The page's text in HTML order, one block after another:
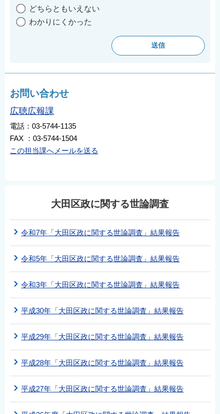
どちらともいえない
わかりにくかった
お問い合わせ
広聴広報課
電話：03-5744-1135
FAX ：03-5744-1504
この担当課へメールを送る
大田区政に関する世論調査
令和7年「大田区政に関する世論調査」結果報告
令和5年「大田区政に関する世論調査」結果報告
令和3年「大田区政に関する世論調査」結果報告
平成30年「大田区政に関する世論調査」結果報告
平成29年「大田区政に関する世論調査」結果報告
平成28年「大田区政に関する世論調査」結果報告
平成27年「大田区政に関する世論調査」結果報告